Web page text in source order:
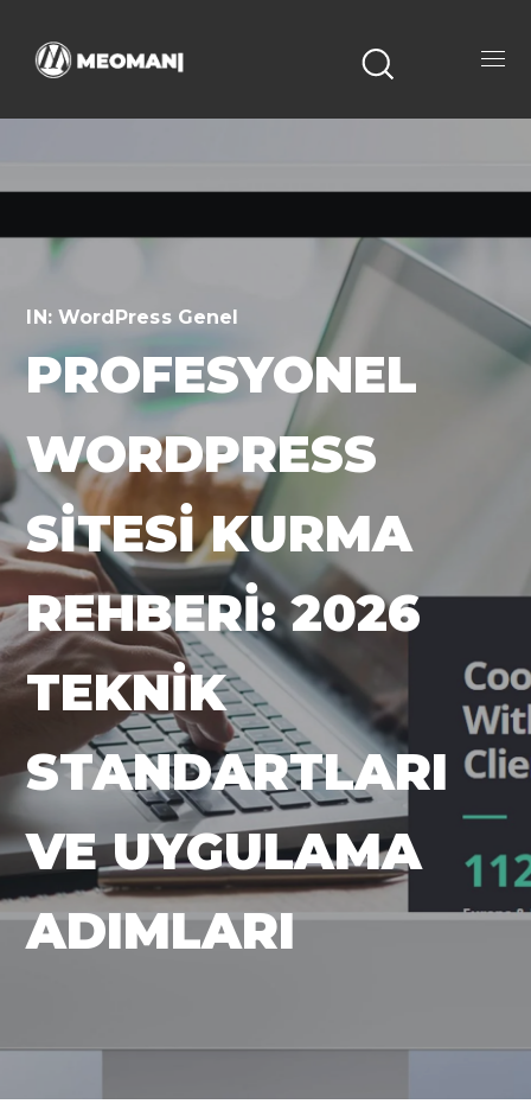
IN: WordPress Genel
PROFESYONEL
WORDPRESS
SITESI KURMA
REHBERI: 2026
TEKNIK
STANDARTLARI
VE UYGULAMA
ADIMLARI